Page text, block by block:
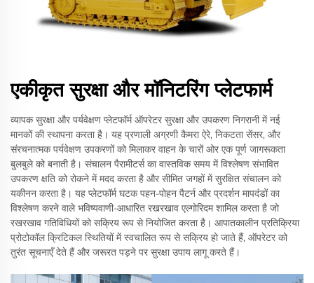
एकीकृत सुरक्षा और मॉनिटरिंग प्लेटफार्म
व्यापक सुरक्षा और पर्यवेक्षण प्लेटफॉर्म ऑपरेटर सुरक्षा और उपकरण निगरानी में नई
मानकों की स्थापना करता है। यह प्रणाली अग्रणी कैमरा ऐरे, निकटता सेंसर, और
संरचनात्मक पर्यवेक्षण उपकरणों को मिलाकर वाहन के चारों ओर एक पूर्ण जागरूकता
बुलबुले को बनाती है। संचालन पैरामीटर्स का वास्तविक समय में विश्लेषण संभावित
उपकरण क्षति को रोकने में मदद करता है और सीमित जगहों में सुरक्षित संचालन को
यकीनन करता है। यह प्लेटफॉर्म घटक पहन-पोहन पैटर्न और प्रदर्शन मापदंडों का
विश्लेषण करने वाले भविष्यवाणी-आधारित रखरखाव एल्गोरिदम शामिल करता है जो
रखरखाव गतिविधियों को सक्रिय रूप से नियोजित करता है। आपातकालीन प्रतिक्रिया
प्रोटोकॉल क्रिटिकल स्थितियों में स्वचालित रूप से सक्रिय हो जाते हैं, ऑपरेटर को
तुरंत सूचनाएँ देते हैं और जरूरत पड़ने पर सुरक्षा उपाय लागू करते हैं।